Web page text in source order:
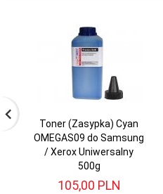
Toner (Zasypka) Cyan
OMEGAS09 do Samsung
/ Xerox Uniwersalny
500g
105,00 PLN